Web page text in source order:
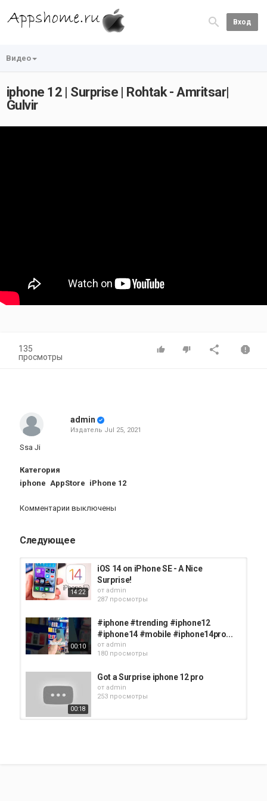
Вход
Видео
iphone 12 | Surprise | Rohtak - Amritsar|
Gulvir
135
просмотры
admin
Издатель Jul 25, 2021
Ssa Ji
Категория
iphone AppStore iPhone 12
Комментарии выключены
Следующее
14:22
iOS 14 on iPhone SE - A Nice
Surprise!
от admin
287 просмотры
00:10
#iphone #trending #iphone12
#iphone14 #mobile #iphone14pro...
от admin
180 просмотры
00:18
Got a Surprise iphone 12 pro
от admin
253 просмотры